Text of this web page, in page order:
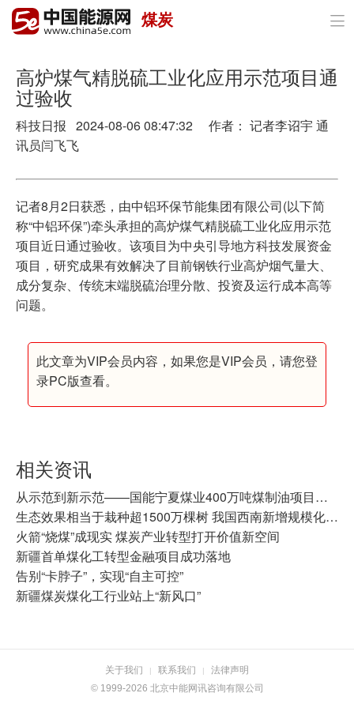
首页
政策与经济
电力
新能源
节能环保
分布式能源
煤炭 
高炉煤气精脱硫工业化应用示范项目通
过验收
科技日报 2024-08-06 08:47:32 作者： 记者李诏宇 通
讯员闫飞飞
记者8月2日获悉，由中铝环保节能集团有限公司(以下简
称“中铝环保”)牵头承担的高炉煤气精脱硫工业化应用示范
项目近日通过验收。该项目为中央引导地方科技发展资金
项目，研究成果有效解决了目前钢铁行业高炉烟气量大、
成分复杂、传统末端脱硫治理分散、投资及运行成本高等
问题。
此文章为VIP会员内容，如果您是VIP会员，请您登
录PC版查看。
相关资讯
从示范到新示范——国能宁夏煤业400万吨煤制油项目十年纪实
生态效果相当于栽种超1500万棵树 我国西南新增规模化氢源基地
火箭“烧煤”成现实 煤炭产业转型打开价值新空间
新疆首单煤化工转型金融项目成功落地
告别“卡脖子”，实现“自主可控”
新疆煤炭煤化工行业站上“新风口”
关于我们 | 联系我们 |
法律声明
© 1999-2026 北京中能网讯咨询有限公司